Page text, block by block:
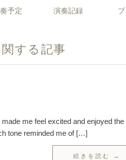
予定 演奏記録
する記事
me feel excited and enjoyed the
tone reminded me of […]
続きを読む →